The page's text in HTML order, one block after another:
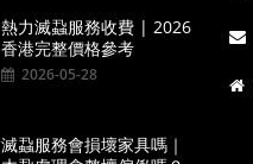
熱力滅蝨服務收費 | 2026
香港完整價格參考
2026-05-28
滅蝨服務會損壞家具嗎｜